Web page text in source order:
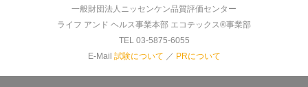
一般財団法人ニッセンケン品質評価センター
ライフ アンド ヘルス事業本部 エコテックス®事業部
TEL 03-5875-6055
E-Mail 試験について ／ PRについて